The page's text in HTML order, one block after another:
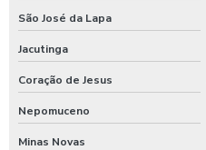
Shampoozeira onde comprar
Shampoozeira pneumática
Shampoozeira profissional
Shampoozeira sao paulo
São José da Lapa
Jacutinga
Coração de Jesus
Nepomuceno
Minas Novas